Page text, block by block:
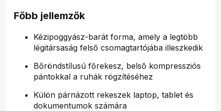
Főbb jellemzők
Kézipoggyász-barát forma, amely a legtöbb
légitársaság felső csomagtartójába illeszkedik
Bőröndstílusú főrekesz, belső kompressziós
pántokkal a ruhák rögzítéséhez
Külön párnázott rekeszek laptop, tablet és
dokumentumok számára